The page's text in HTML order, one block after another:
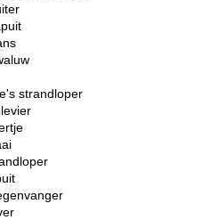
strandloper